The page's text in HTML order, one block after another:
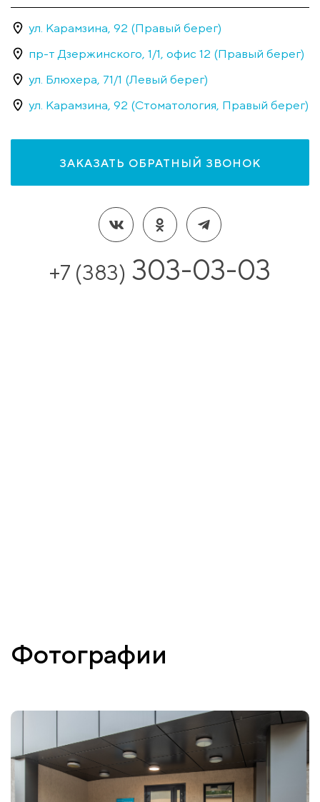
ул. Карамзина, 92 (Правый берег)
пр-т Дзержинского, 1/1, офис 12 (Правый берег)
ул. Блюхера, 71/1 (Левый берег)
ул. Карамзина, 92 (Стоматология, Правый берег)
ЗАКАЗАТЬ ОБРАТНЫЙ ЗВОНОК
+7 (383) 303-03-03
Фотографии